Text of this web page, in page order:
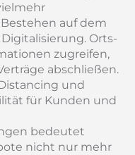
auf dem
Orts-
zugreifen,
abschließen.
und
für Kunden und
bedeutet
nicht nur mehr